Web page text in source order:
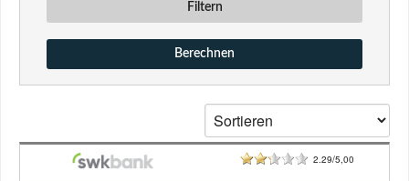
Filtern
Berechnen
2.29/5,00